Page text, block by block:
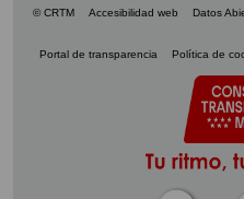
© CRTM Accesibilidad web Datos
Portal de transparencia Política de